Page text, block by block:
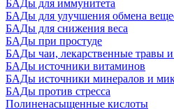
БАДы для иммунитета
БАДы для улучшения обмена
БАДы для снижения веса
БАДы при простуде
БАДы чаи, лекарственные травы и
БАДы источники витаминов
БАДы источники минералов и
БАДы против стресса
Полиненасыщенные кислоты